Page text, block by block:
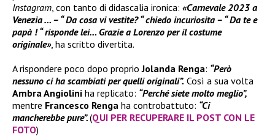
Instagram, con tanto di didascalia ironica: «Carnevale 2023 a
Venezia … – “ Da cosa vi vestite? “ chiedo incuriosita – “ Da te e
papà ! “ risponde lei… Grazie a Lorenzo per il costume
originale», ha scritto divertita.
A rispondere poco dopo proprioJolanda Renga: “Però
nessuno ci ha scambiati per quelli originali”. Così a sua volta
Ambra Angiolini ha replicato: “Perché siete molto meglio”,
mentre Francesco Renga ha controbattuto: “Ci
mancherebbe pure”.(QUI PER RECUPERARE IL POST CON LE
FOTO)